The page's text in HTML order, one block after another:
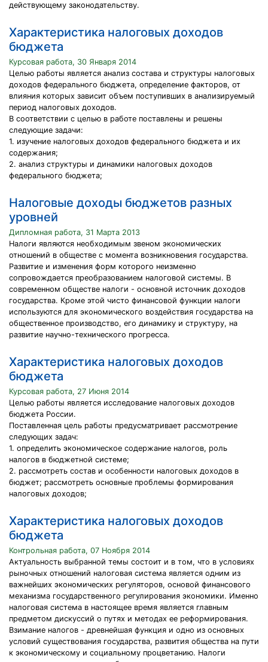
действующему законодательству.
Характеристика налоговых доходов
бюджета
Курсовая работа, 30 Января 2014
Целью работы является анализ состава и структуры налоговых
доходов федерального бюджета, определение факторов, от
влияния которых зависит объем поступивших в анализируемый
период налоговых доходов.
В соответствии с целью в работе поставлены и решены
следующие задачи:
1. изучение налоговых доходов федерального бюджета и их
содержания;
2. анализ структуры и динамики налоговых доходов
федерального бюджета;
Налоговые доходы бюджетов разных
уровней
Дипломная работа, 31 Марта 2013
Налоги являются необходимым звеном экономических
отношений в обществе с момента возникновения государства.
Развитие и изменения форм которого неизменно
сопровождается преобразованием налоговой системы. В
современном обществе налоги - основной источник доходов
государства. Кроме этой чисто финансовой функции налоги
используются для экономического воздействия государства на
общественное производство, его динамику и структуру, на
развитие научно-технического прогресса.
Характеристика налоговых доходов
бюджета
Курсовая работа, 27 Июня 2014
Целью работы является исследование налоговых доходов
бюджета России.
Поставленная цель работы предусматривает рассмотрение
следующих задач:
1. определить экономическое содержание налогов, роль
налогов в бюджетной системе;
2. рассмотреть состав и особенности налоговых доходов в
бюджет; рассмотреть основные проблемы формирования
налоговых доходов;
Характеристика налоговых доходов
бюджета
Контрольная работа, 07 Ноября 2014
Актуальность выбранной темы состоит и в том, что в условиях
рыночных отношений налоговая система является одним из
важнейших экономических регуляторов, основой финансового
механизма государственного регулирования экономики. Именно
налоговая система в настоящее время является главным
предметом дискуссий о путях и методах ее реформирования.
Взимание налогов - древнейшая функция и одно из основных
условий существования государства, развития общества на пути
к экономическому и социальному процветанию. Налоги